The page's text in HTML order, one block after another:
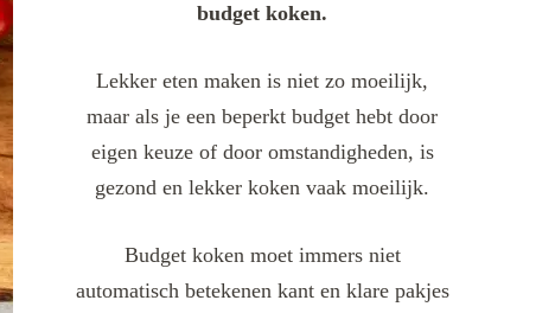
budget koken.
Lekker eten maken is niet zo moeilijk,
maar als je een beperkt budget hebt door
eigen keuze of door omstandigheden, is
gezond en lekker koken vaak moeilijk.
Budget koken moet immers niet
automatisch betekenen kant en klare pakjes